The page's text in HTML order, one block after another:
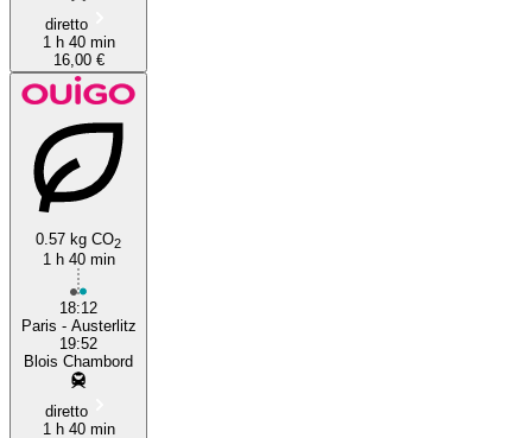
diretto
1 h 40 min
16,00 €
0.57 kg CO2
1 h 40 min
18:12
Paris - Austerlitz
19:52
Blois Chambord
diretto
1 h 40 min